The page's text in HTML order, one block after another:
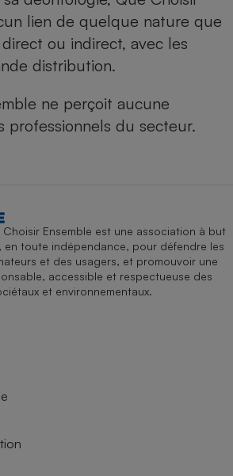
lien de quelque nature que
ou indirect, avec les
distribution.
ne perçoit aucune
professionnels du secteur.
Choisir Ensemble est une association à but
en toute indépendance, pour défendre les
et des usagers, et promouvoir une
accessible et respectueuse des
et environnementaux.